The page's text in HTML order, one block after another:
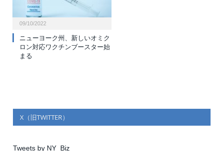
09/10/2022
ニューヨーク州、新しいオミク
ロン対応ワクチンブースター始
まる
X（旧TWITTER）
Tweets by NY_Biz